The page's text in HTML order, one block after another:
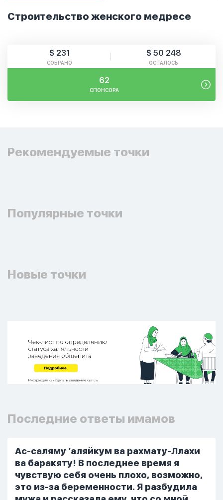
Строительство женского медресе
$ 231
СОБРАНО
$ 50 248
ОСТАЛОСЬ
62
СПОНСОРА
Рекомендуемые точки
Популярные точки
Новые точки
Последние ответы имамов
Ас-саляму ‘аляйкум ва рахмату-Ллахи
ва баракяту! В последнее время я
чувствую себя очень плохо, возможно,
это из-за беременности. Я разбудила